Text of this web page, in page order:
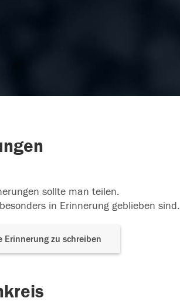
sollte man teilen.
in Erinnerung geblieben sind.
zu schreiben